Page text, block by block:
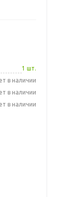
1 шт.
в наличии
в наличии
в наличии